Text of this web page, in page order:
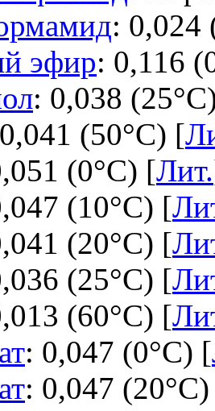
: 0,024
эфир: 0,116
: 0,038
(50°C) [
(0°C) [Лит.
(10°C) [
(20°C) [
(25°C) [
(60°C) [
: 0,047 (0°C) [
: 0,047